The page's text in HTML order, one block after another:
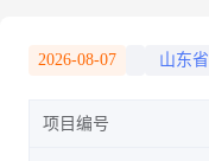
2026-08-07 山东省
项目编号